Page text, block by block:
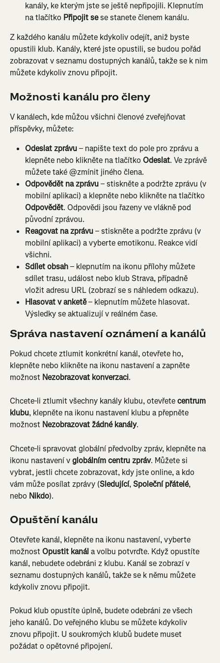
kanály, ke kterým jste se ještě nepřipojili. Klepnutím
na tlačítko Připojit se se stanete členem kanálu.
Z každého kanálu můžete kdykoliv odejít, aniž byste
opustili klub. Kanály, které jste opustili, se budou pořád
zobrazovat v seznamu dostupných kanálů, takže se k nim
můžete kdykoliv znovu připojit.
Možnosti kanálu pro členy
V kanálech, kde můžou všichni členové zveřejňovat
příspěvky, můžete:
Odeslat zprávu – napište text do pole pro zprávu a
klepněte nebo klikněte na tlačítko Odeslat. Ve zprávě
můžete také @zmínit jiného člena.
Odpovědět na zprávu – stiskněte a podržte zprávu (v
mobilní aplikaci) a klepněte nebo klikněte na tlačítko
Odpovědět. Odpovědi jsou řazeny ve vlákně pod
původní zprávou.
Reagovat na zprávu – stiskněte a podržte zprávu (v
mobilní aplikaci) a vyberte emotikonu. Reakce vidí
všichni.
Sdílet obsah – klepnutím na ikonu přílohy můžete
sdílet trasu, událost nebo klub Strava, případně
vložit adresu URL (zobrazí se s náhledem odkazu).
Hlasovat v anketě – klepnutím můžete hlasovat.
Výsledky se aktualizují v reálném čase.
Správa nastavení oznámení a kanálů
Pokud chcete ztlumit konkrétní kanál, otevřete ho,
klepněte nebo klikněte na ikonu nastavení a zapněte
možnost Nezobrazovat konverzaci.
Chcete-li ztlumit všechny kanály klubu, otevřete centrum
klubu, klepněte na ikonu nastavení klubu a přepněte
možnost Nezobrazovat žádné kanály.
Chcete-li spravovat globální předvolby zpráv, klepněte na
ikonu nastavení v globálním centru zpráv. Můžete si
vybrat, jestli chcete zobrazovat, kdy jste online, a kdo
vám může posílat zprávy (Sledující, Společní přátelé,
nebo Nikdo).
Opuštění kanálu
Otevřete kanál, klepněte na ikonu nastavení, vyberte
možnost Opustit kanál a volbu potvrďte. Když opustíte
kanál, nebudete odebráni z klubu. Kanál se zobrazí v
seznamu dostupných kanálů, takže se k němu můžete
kdykoliv znovu připojit.
Pokud klub opustíte úplně, budete odebráni ze všech
jeho kanálů. Do veřejného klubu se můžete kdykoliv
znovu připojit. U soukromých klubů budete muset
požádat o opětovné připojení.